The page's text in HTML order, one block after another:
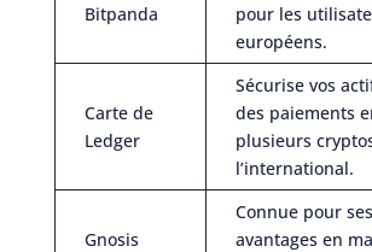
Bitpanda
pour les
européens.
Carte de
Ledger
Sécurise vos
des paiements
plusieurs
l’international.
Gnosis
Connue pour ses
avantages en